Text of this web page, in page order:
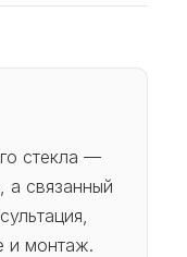
стекла —
а связанный
и монтаж.